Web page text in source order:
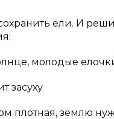
ели. И
молодые
засуху
плотная, землю